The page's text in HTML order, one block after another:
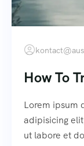
How To
Lorem ipsum
adipisicing
ut labore et